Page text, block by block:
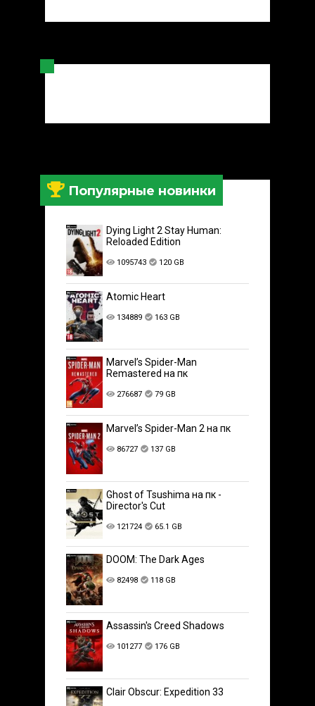
Популярные новинки
Dying Light 2 Stay Human:
Reloaded Edition
1095743 120 GB
Atomic Heart
134889 163 GB
Marvel’s Spider-Man
Remastered на пк
276687 79 GB
Marvel’s Spider-Man 2 на пк
86727 137 GB
Ghost of Tsushima на пк -
Director's Cut
121724 65.1 GB
DOOM: The Dark Ages
82498 118 GB
Assassin's Creed Shadows
101277 176 GB
Clair Obscur: Expedition 33